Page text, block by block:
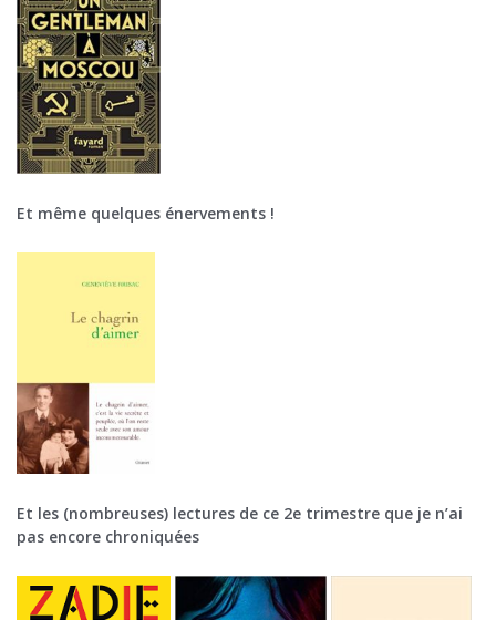
Et même quelques énervements !
Et les (nombreuses) lectures de ce 2e trimestre que je n’ai
pas encore chroniquées